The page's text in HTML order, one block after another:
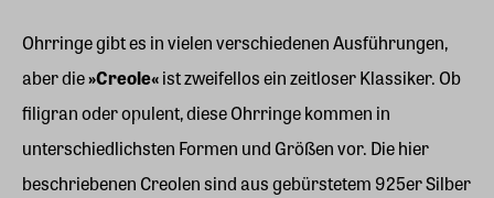
Ohrringe gibt es in vielen verschiedenen Ausführungen,
aber die»Creole«ist zweifellos ein zeitloser Klassiker. Ob
filigran oder opulent, diese Ohrringe kommen in
unterschiedlichsten Formen und Größen vor. Die hier
beschriebenen Creolen sind aus gebürstetem 925er Silber